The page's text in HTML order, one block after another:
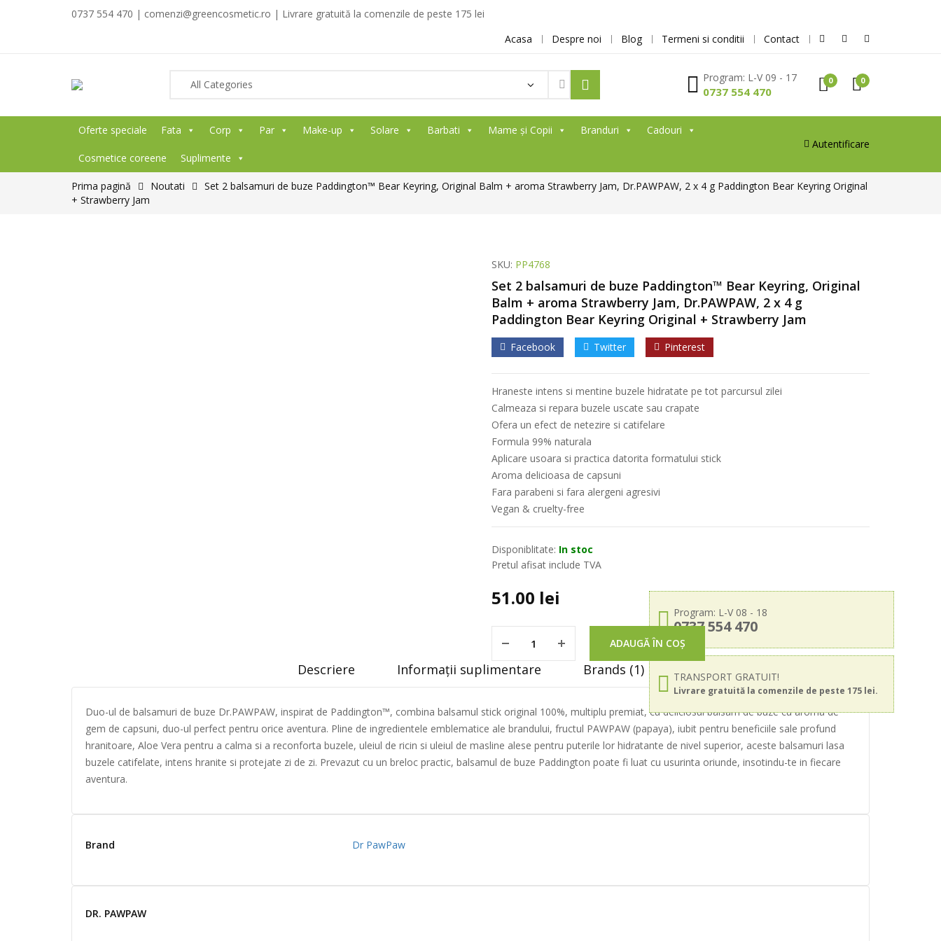
0737 554 470 | comenzi@greencosmetic.ro | Livrare gratuită la comenzile de peste 175 lei
Acasa
Despre noi Blog Termeni si conditii Contact
Program: L-V 09 - 17
0737 554 470
0 0
Oferte speciale Fata Corp Par Make-up Solare Barbati Mame și Copii Branduri Cadouri
Cosmetice coreene Suplimente
Autentificare
Prima pagină Noutati
Set 2 balsamuri de buze Paddington™ Bear Keyring, Original Balm + aroma Strawberry Jam, Dr.PAWPAW, 2 x 4 g Paddington Bear Keyring Original
+ Strawberry Jam
SKU: PP4768
Set 2 balsamuri de buze Paddington™ Bear Keyring, Original
Balm + aroma Strawberry Jam, Dr.PAWPAW, 2 x 4 g
Paddington Bear Keyring Original + Strawberry Jam
Facebook Twitter Pinterest
Hraneste intens si mentine buzele hidratate pe tot parcursul zilei
Calmeaza si repara buzele uscate sau crapate
Ofera un efect de netezire si catifelare
Formula 99% naturala
Aplicare usoara si practica datorita formatului stick
Aroma delicioasa de capsuni
Fara parabeni si fara alergeni agresivi
Vegan & cruelty-free
Disponiblitate: In stoc
Pretul afisat include TVA
Program: L-V 08 - 18
0737 554 470
TRANSPORT GRATUIT!
Livrare gratuită la comenzile de peste 175 lei.
51.00 lei
ADAUGĂ ÎN COȘ
Descriere Informații suplimentare Brands (1)
Duo-ul de balsamuri de buze Dr.PAWPAW, inspirat de Paddington™, combina balsamul stick original 100%, multiplu premiat, cu deliciosul balsam de buze cu aroma de
gem de capsuni, duo-ul perfect pentru orice aventura. Pline de ingredientele emblematice ale brandului, fructul PAWPAW (papaya), iubit pentru beneficiile sale profund
hranitoare, Aloe Vera pentru a calma si a reconforta buzele, uleiul de ricin si uleiul de masline alese pentru puterile lor hidratante de nivel superior, aceste balsamuri lasa
buzele catifelate, intens hranite si protejate zi de zi. Prevazut cu un breloc practic, balsamul de buze Paddington poate fi luat cu usurinta oriunde, insotindu-te in fiecare
aventura.
Brand Dr PawPaw
DR. PAWPAW